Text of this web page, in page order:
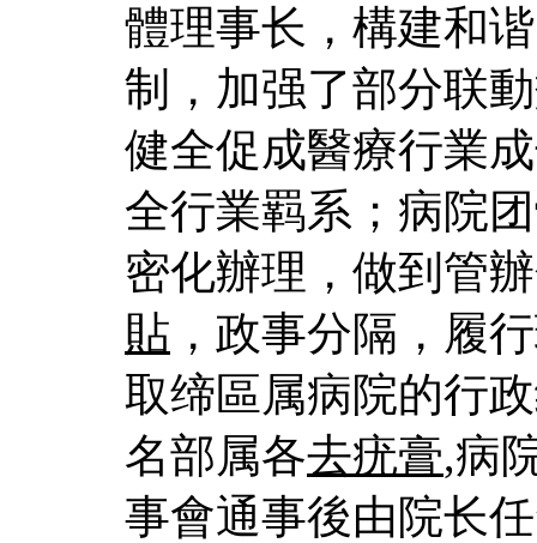
體理事长，構建和
制，加强了部分联
健全促成醫療行業
全行業羁系；病院
密化辦理，做到管
貼 ，政事分隔，履
取缔區属病院的行
名部属各去疣膏,病
事會通事後由院长